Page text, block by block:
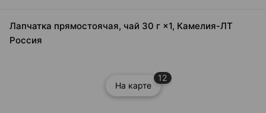
Лапчатка прямостоячая, чай 30 г ×1, Камелия-ЛТ
Россия
На карте
12